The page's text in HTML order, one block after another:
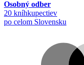
Osobný odber
20 kníhkupectiev
po celom Slovensku